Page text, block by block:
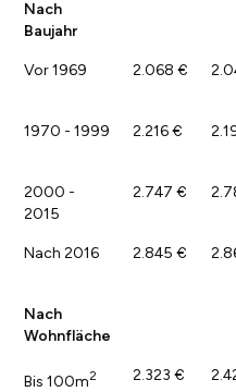
Nach
Baujahr
Vor 1969 2.068 €
1970 - 1999 2.216 €
2000 -
2015
2.747 €
Nach 2016 2.845 €
Nach
Wohnfläche
Bis 100m2 2.323 €